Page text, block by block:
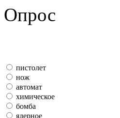
Опрос
пистолет
нож
автомат
химическое
бомба
ядерное